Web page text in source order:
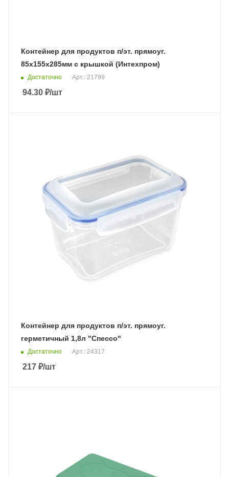
Контейнер для продуктов п/эт. прямоуг.
85х155х285мм с крышкой (Интехпром)
Достаточно Арт.: 21799
94.30 ₽/шт
Контейнер для продуктов п/эт. прямоуг.
герметичный 1,8л "Спессо"
Достаточно Арт.: 24317
217 ₽/шт